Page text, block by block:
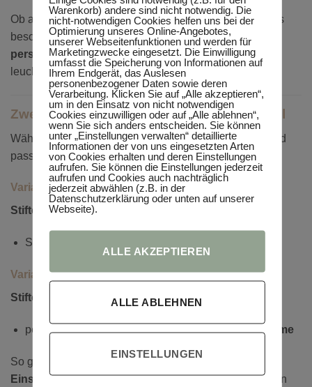
Ob als Geschenk von Eltern, Großeltern, Paten oder als
besondere Überraschung in der Schultüte – dieses
personalisierte Einschulungsset sorgt garantiert für
leuchtende Kinderaugen.
Zwei personalisierte Varianten zur Auswahl
Wähle die Variante, die am besten zu deinem Schulkind
passt:
Variante 1
Stiftebox in Stiftform mit Wunschname
Schlüsselanhänger mit
Variante 2
Stiftebox in Stiftform mit „Schulkind“
personalisierter Schlüsselanhänger mitWunschname
So gestaltest du deinindividuelles
Einschulungsgeschenk mit Namenganz nach deinen
Warenkorb) andere sind nicht notwendig. Die
nicht-notwendigen Cookies helfen uns bei der
Optimierung unseres Online-Angebotes,
unserer Webseitenfunktionen und werden für
Marketingzwecke eingesetzt. Die Einwilligung
umfasst die Speicherung von Informationen auf
Ihrem Endgerät, das Auslesen
personenbezogener Daten sowie deren
Verarbeitung. Klicken Sie auf „Alle akzeptieren“,
um in den Einsatz von nicht notwendigen
Cookies einzuwilligen oder auf „Alle ablehnen“,
wenn Sie sich anders entscheiden. Sie können
unter „Einstellungen verwalten“ detaillierte
Informationen der von uns eingesetzten Arten
von Cookies erhalten und deren Einstellungen
aufrufen. Sie können die Einstellungen jederzeit
aufrufen und Cookies auch nachträglich
jederzeit abwählen (z.B. in der
Datenschutzerklärung oder unten auf unserer
Webseite).
ALLE AKZEPTIEREN
ALLE ABLEHNEN
EINSTELLUNGEN